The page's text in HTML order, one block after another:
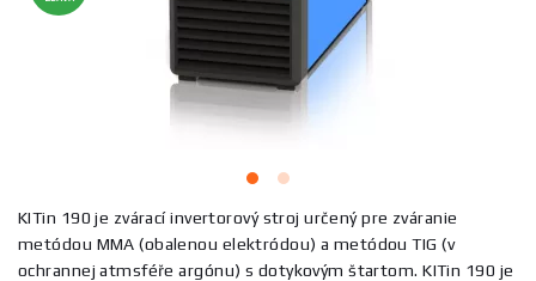
KITin 190 je zvárací invertorový stroj určený pre zváranie
metódou MMA (obalenou elektródou) a metódou TIG (v
ochrannej atmsféře argónu) s dotykovým štartom. KITin 190 je